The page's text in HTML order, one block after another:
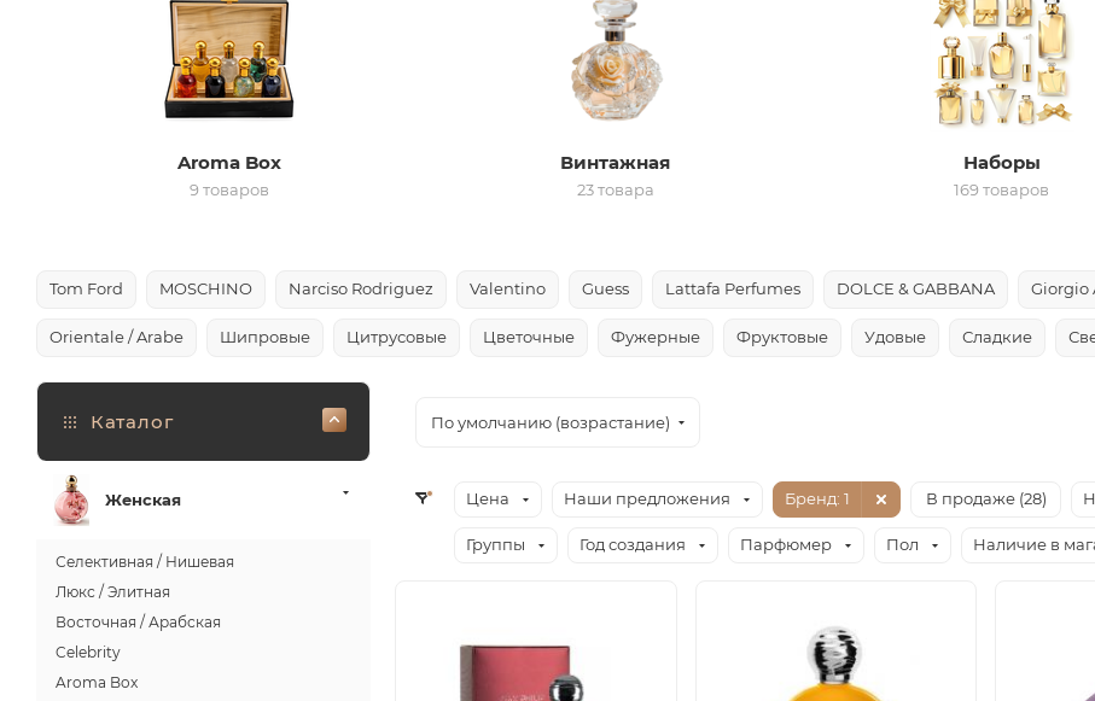
Aroma Box
9 товаров
Винтажная
23 товара
Наборы
169 товаров
Tom Ford MOSCHINO Narciso Rodriguez Valentino Guess Lattafa Perfumes DOLCE & GABBANA Giorgio
Orientale / Arabe Шипровые Цитрусовые Цветочные Фужерные Фруктовые Удовые Сладкие
По умолчанию (возрастание)
Цена Наши предложения Бренд: 1 В продаже (28)
Группы Год создания Парфюмер Пол Наличие в
Каталог
Женская
Селективная / Нишевая
Люкс / Элитная
Восточная / Арабская
Celebrity
Aroma Box